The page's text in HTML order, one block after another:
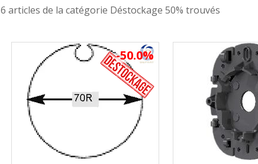
6 articles de la catégorie Déstockage 50% trouvés
-50.0%